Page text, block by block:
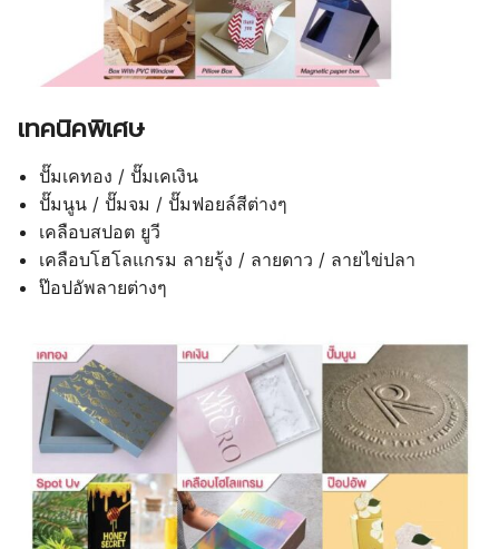
เทคนิคพิเศษ
ปั๊มเคทอง / ปั๊มเคเงิน
ปั๊มนูน / ปั๊มจม / ปั๊มฟอยล์สีต่างๆ
เคลือบสปอต ยูวี
เคลือบโฮโลแกรม ลายรุ้ง / ลายดาว / ลายไข่ปลา
ป๊อปอัพลายต่างๆ